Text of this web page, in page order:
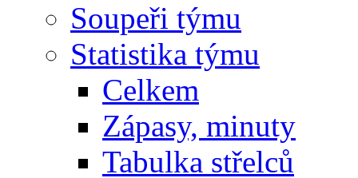
Soupeři týmu
Statistika týmu
Celkem
Zápasy, minuty
Tabulka střelců